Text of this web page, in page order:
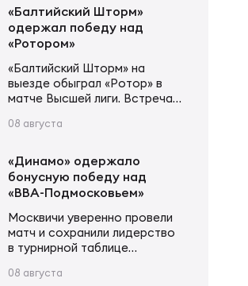
моментах своего пути и
становлении «Стрелы-Ак
Барс». – Матч против
«Красного Яра» станет для
тебя 100-м за «Стрелу-Ак
Барс». Какие эмоции сейчас
испытываешь? – Эмоций пока,
Думаю, их будет гораздо
«Балтийский Шторм»
одержал победу над
«Ротором»
«Балтийский Шторм» на
выезде обыграл «Ротор» в
матче Высшей лиги. Встреча в
счётом 59:24 в пользу
Гости открыли счёт уже на
четвёртой минуте — первую
попытку встречи занёс Павел
Жиляев. Однако после этого
инициативу перехватил
«Ротор». На 25-й минуте
Роман Завьялов сравнял счёт,
Тельнов вывел…
08 августа
«Динамо» одержало
бонусную победу над
«ВВА-Подмосковьем»
Москвичи уверенно провели
матч и сохранили лидерство
в турнирной таблице
«Динамо» с первых минут
08 августа